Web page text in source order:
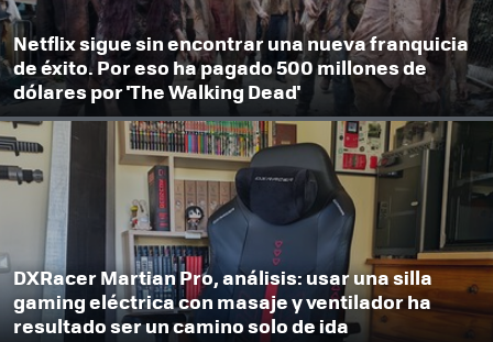
Netflix sigue sin encontrar una nueva franquicia
de éxito. Por eso ha pagado 500 millones de
dólares por 'The Walking Dead'
DXRacer Martian Pro, análisis: usar una silla
gaming eléctrica con masaje y ventilador ha
resultado ser un camino solo de ida